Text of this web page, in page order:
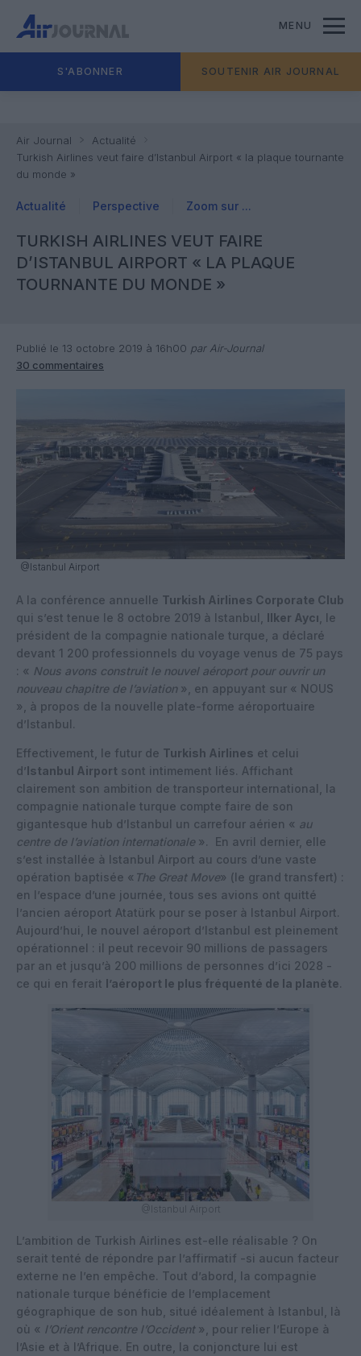
MENU
S'ABONNER SOUTENIR AIR JOURNAL
Air Journal
Actualité
Turkish Airlines veut faire d’Istanbul Airport « la plaque tournante
du monde »
Actualité Perspective Zoom sur ...
TURKISH AIRLINES VEUT FAIRE
D’ISTANBUL AIRPORT « LA PLAQUE
TOURNANTE DU MONDE »
Publié le 13 octobre 2019 à 16h00 par Air-Journal
30 commentaires
@Istanbul Airport
A la conférence annuelle Turkish Airlines Corporate Club
qui s’est tenue le 8 octobre 2019 à Istanbul, Ilker Aycı , le
président de la compagnie nationale turque, a déclaré
devant 1 200 professionnels du voyage venus de 75 pays
: « Nous avons construit le nouvel aéroport pour ouvrir un
nouveau chapitre de l’aviation », en appuyant sur « NOUS
», à propos de la nouvelle plate-forme aéroportuaire
d’Istanbul.
Effectivement, le futur de Turkish Airlines et celui
d’Istanbul Airport sont intimement liés. Affichant
clairement son ambition de transporteur international, la
compagnie nationale turque compte faire de son
gigantesque hub d’Istanbul un carrefour aérien « au
centre de l’aviation internationale ». En avril dernier, elle
s’est installée à Istanbul Airport au cours d’une vaste
opération baptisée « The Great Move» (le grand transfert) :
en l’espace d’une journée, tous ses avions ont quitté
l’ancien aéroport Atatürk pour se poser à Istanbul Airport.
Aujourd’hui, le nouvel aéroport d’Istanbul est pleinement
opérationnel : il peut recevoir 90 millions de passagers
par an et jusqu’à 200 millions de personnes d’ici 2028 -
ce qui en ferait l’aéroport le plus fréquenté de la planète.
@Istanbul Airport
L’ambition de Turkish Airlines est-elle réalisable ? On
serait tenté de répondre par l’affirmatif -si aucun facteur
externe ne l’en empêche. Tout d’abord, la compagnie
nationale turque bénéficie de l’emplacement
géographique de son hub, situé idéalement à Istanbul, là
où « l’Orient rencontre l’Occident », pour relier l’Europe à
l’Asie et à l’Afrique. En outre, la conjoncture lui est